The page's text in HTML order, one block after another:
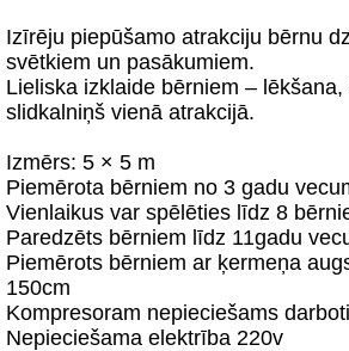
Izīrēju piepūšamo atrakciju bērnu
svētkiem un pasākumiem.
Lieliska izklaide bērniem – lēkšana,
slidkalniņš vienā atrakcijā.
Izmērs: 5 × 5 m
Piemērota bērniem no 3 gadu
Vienlaikus var spēlēties līdz 8
Paredzēts bērniem līdz 11gadu
Piemērots bērniem ar ķermeņa
150cm
Kompresoram nepieciešams
Nepieciešama elektrība 220v